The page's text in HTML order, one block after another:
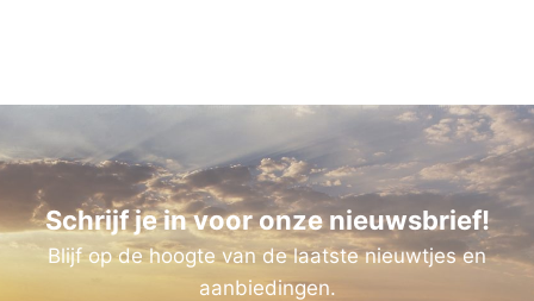
Schrijf je in voor onze nieuwsbrief!
Blijf op de hoogte van de laatste nieuwtjes en
aanbiedingen.